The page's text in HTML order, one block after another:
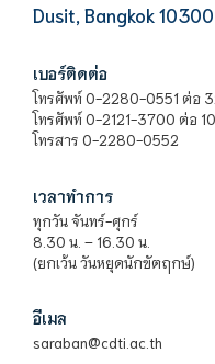
Dusit, Bangkok 10300
เบอร์ติดต่อ
โทรศัพท์ 0-2280-0551 ต่อ
โทรศัพท์ 0-2121-3700 ต่อ
โทรสาร 0-2280-0552
เวลาทำการ
ทุกวัน จันทร์-ศุกร์
8.30 น. – 16.30 น.
(ยกเว้น วันหยุดนักขัตฤกษ์)
อีเมล
saraban@cdti.ac.th